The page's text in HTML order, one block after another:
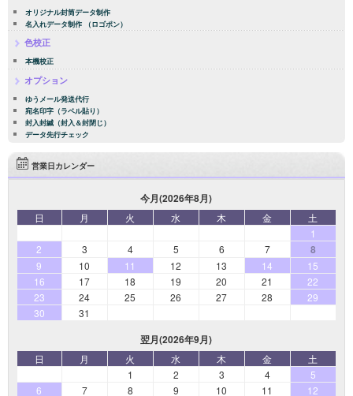
オリジナル封筒データ制作
名入れデータ制作 （ロゴポン）
色校正
本機校正
オプション
ゆうメール発送代行
宛名印字（ラベル貼り）
封入封緘（封入＆封閉じ）
データ先行チェック
営業日カレンダー
今月(2026年8月)
日 月 火 水 木 金
土
1
2
3 4 5 6 7 8
9 10 11 12 13 14
15
16
17 18 19 20 21
22
23
24 25 26 27 28
29
30
31
翌月(2026年9月)
日 月 火 水 木 金
土
1
2 3 4
5
6
7 8 9 10 11 12